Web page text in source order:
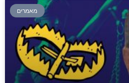
מאמרים